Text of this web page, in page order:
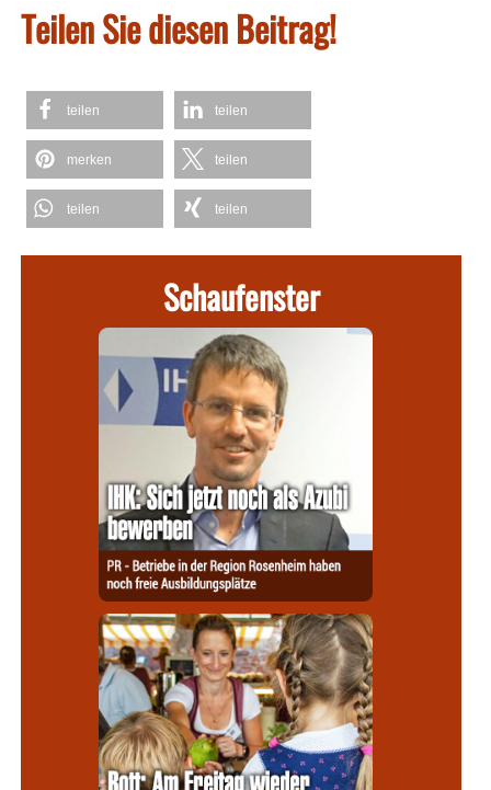
Teilen Sie diesen Beitrag!
teilen teilen
merken teilen
teilen teilen
Schaufenster